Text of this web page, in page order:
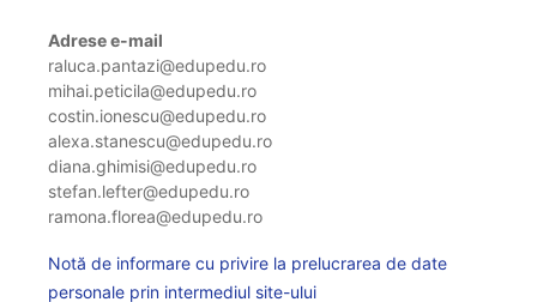
Adrese e-mail
raluca.pantazi@edupedu.ro
mihai.peticila@edupedu.ro
costin.ionescu@edupedu.ro
alexa.stanescu@edupedu.ro
diana.ghimisi@edupedu.ro
stefan.lefter@edupedu.ro
ramona.florea@edupedu.ro
Notă de informare cu privire la prelucrarea de date
personale prin intermediul site-ului